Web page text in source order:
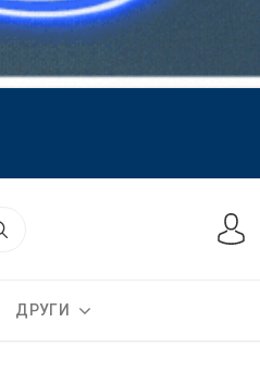
ДРУГИ